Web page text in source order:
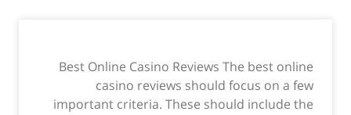
Best Online Casino Reviews The best online
casino reviews should focus on a few
important criteria. These should include the